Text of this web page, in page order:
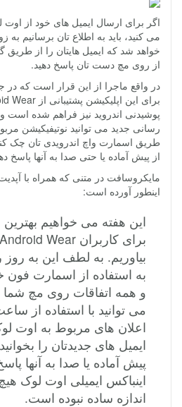
اگر برای ارسال ایمیل های خود از
می کنید، باید به اطلاع تان برسانیم به
خواهد شد که ایمیل هایتان را از
از روی مچ دست تان پاسخ دهید.
در واقع ماجرا از این قرار است که در
پوشیدنی اندروید نیز فراهم شده است
رسانی جدید می توانید نوتیفیکیشن
طریق اسمارت واچ اندرویدی تان چک
از پیش آماده یا حتی صدا به آنها پاسخ
مایکروسافت در متنی که همراه با
اینطور آورده است:
این هفته می خواهیم
بیاوریم. به لطف این به روز
به استفاده از اسمارت فون
و همه اتفاقات روی مچ شما
می توانید با استفاده از
اعلان های مربوط به اوت
ایمیل های جدیدتان را
پیش آماده یا صدا به آنها
اینباکس ایمیلی اوت لوک
اندازه ساده نبوده است.